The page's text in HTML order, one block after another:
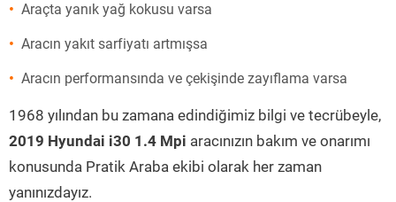
Araçta yanık yağ kokusu varsa
Aracın yakıt sarfiyatı artmışsa
Aracın performansında ve çekişinde zayıflama varsa
1968 yılından bu zamana edindiğimiz bilgi ve tecrübeyle,
2019 Hyundai i30 1.4 Mpi aracınızın bakım ve onarımı
konusunda Pratik Araba ekibi olarak her zaman
yanınızdayız.